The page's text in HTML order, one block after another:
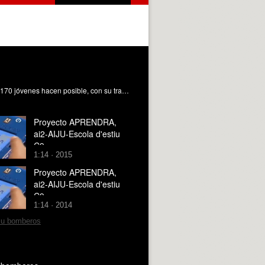
Además de los niños, la Escola d¿Estiu de la UPV cuenta con otros protagonistas.Son los monitores. Este año un grupo de 170 jóvenes hacen posible, con su trabajo y esfuerzo, la Escola d'Estiu de la Igualtat.
Proyecto APRENDRA,
ai2-AIJU-Escola d'estiu
C9
1:14 · 2015
Proyecto APRENDRA,
ai2-AIJU-Escola d'estiu
C9
1:14 · 2014